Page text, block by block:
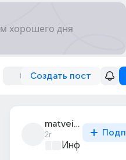
Создать пост
matvei_smirnov_932
2г